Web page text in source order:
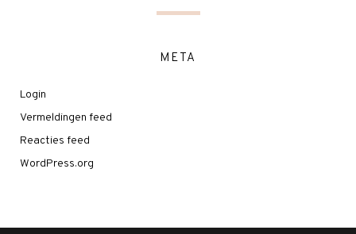
META
Login
Vermeldingen feed
Reacties feed
WordPress.org